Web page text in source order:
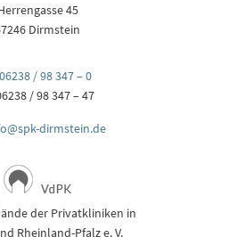
45
Dirmstein
06238 / 98 347 – 0
/ 98 347 – 47
dirmstein.de
der Privatkliniken in
Rheinland-Pfalz e. V.